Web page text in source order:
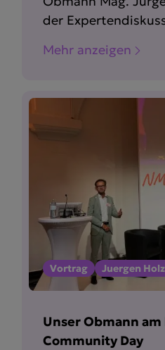
der
Mehr anzeigen
Vortrag Juergen
Unser Obmann am
Community Day